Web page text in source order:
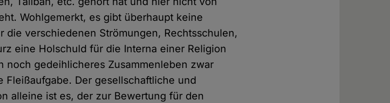
Wohlgemerkt, es gibt überhaupt keine
die verschiedenen Strömungen, Rechtsschulen,
eine Holschuld für die Interna einer Religion
noch gedeihlicheres Zusammenleben zwar
Fleißaufgabe. Der gesellschaftliche und
alleine ist es, der zur Bewertung für den